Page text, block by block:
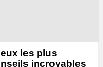
les plus
incroyables